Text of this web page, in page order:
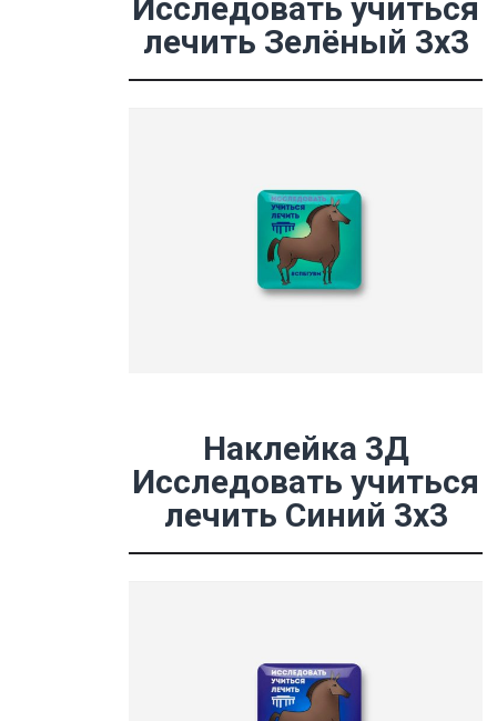
Исследовать учиться
лечить Зелёный 3х3
Наклейка 3Д
Исследовать учиться
лечить Синий 3х3